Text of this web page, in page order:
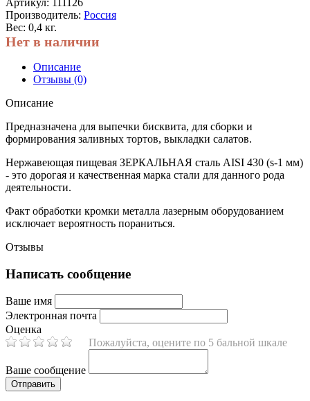
Производитель: Россия
Вес: 0,4 кг.
Нет в наличии
Описание
Отзывы (0)
Описание
Предназначена для выпечки бисквита, для сборки и
формирования заливных тортов, выкладки салатов.
Нержавеющая пищевая ЗЕРКАЛЬНАЯ сталь AISI 430 (s-1 мм)
- это дорогая и качественная марка стали для данного рода
деятельности.
Факт обработки кромки металла лазерным оборудованием
исключает вероятность пораниться.
Отзывы
Написать сообщение
Ваше имя
Электронная почта
Оценка
Пожалуйста, оцените по 5 бальной шкале
Ваше сообщение